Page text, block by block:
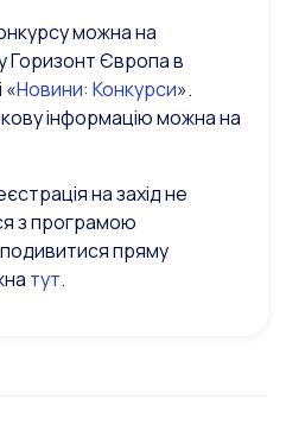
можна на
Горизонт Європа в
«Новини: Конкурси».
інформацію можна на
на захід не
з програмою
пряму
тут.